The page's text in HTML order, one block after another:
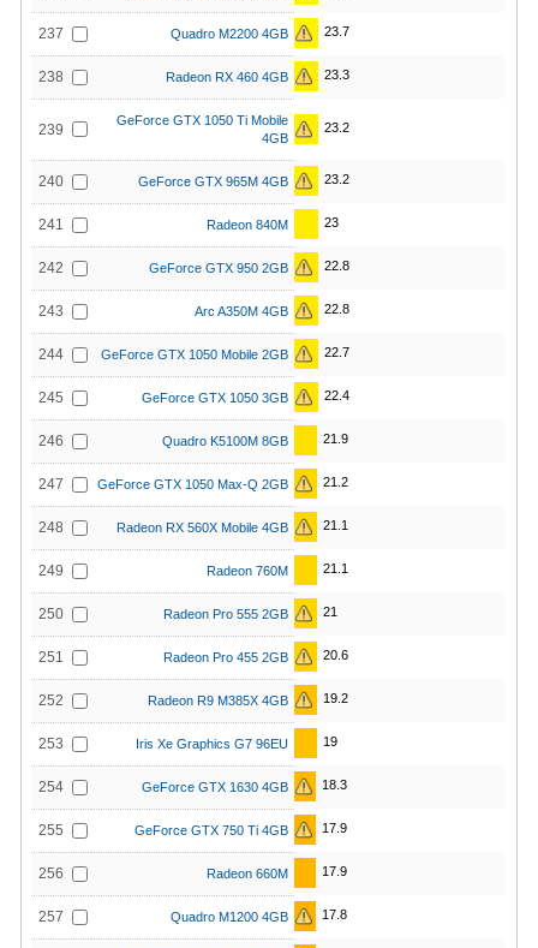
237 Quadro M2200 4GB 23.7
238 Radeon RX 460 4GB 23.3
239
GeForce GTX 1050 Ti Mobile
4GB
23.2
240 GeForce GTX 965M 4GB 23.2
241 Radeon 840M 23
242 GeForce GTX 950 2GB 22.8
243 Arc A350M 4GB 22.8
244 GeForce GTX 1050 Mobile 2GB 22.7
245 GeForce GTX 1050 3GB 22.4
246 Quadro K5100M 8GB 21.9
247 GeForce GTX 1050 Max-Q 2GB 21.2
248 Radeon RX 560X Mobile 4GB 21.1
249 Radeon 760M 21.1
250 Radeon Pro 555 2GB 21
251 Radeon Pro 455 2GB 20.6
252 Radeon R9 M385X 4GB 19.2
253 Iris Xe Graphics G7 96EU 19
254 GeForce GTX 1630 4GB 18.3
255 GeForce GTX 750 Ti 4GB 17.9
256 Radeon 660M 17.9
257 Quadro M1200 4GB 17.8